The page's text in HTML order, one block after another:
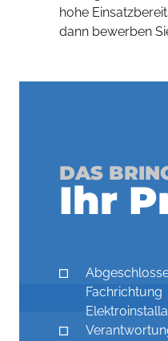
hohe
dann bewerben
DAS
Ihr
Fachrichtung